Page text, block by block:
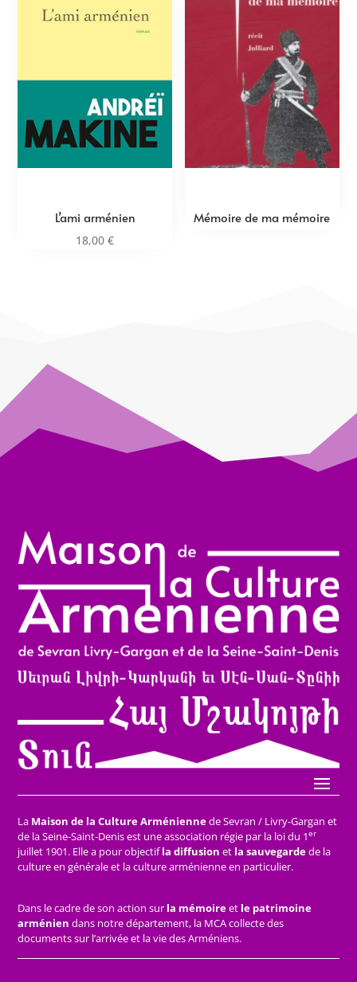
L’ami arménien
18,00€
Mémoire de ma mémoire
La Maison de la Culture Arméniennede Sevran / Livry-Gargan et
de la Seine-Saint-Denis est une association régie par la loi du 1er
juillet 1901. Elle a pour objectifla diffusion et la sauvegardede la
culture en générale et la culture arménienne en particulier.
Dans le cadre de son action sur la mémoireet le patrimoine
arménien dans notre département, la MCA collecte des
documents sur l’arrivée et la vie des Arméniens.